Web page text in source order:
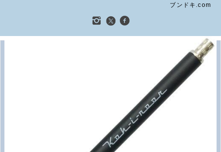
ブンドキ.com